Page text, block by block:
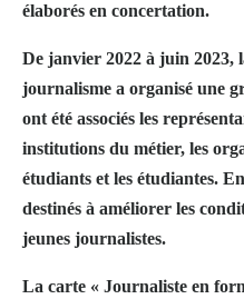
élaborés en concertation.
De janvier 2022 à juin 2023,
journalisme a organisé une
ont été associés les
institutions du métier, les
étudiants et les étudiantes.
destinés à améliorer les
jeunes journalistes.
La carte « Journaliste en